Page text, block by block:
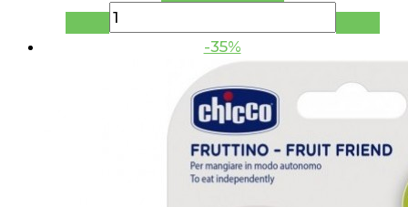
34.64 руб..
27.71 руб..
-35%